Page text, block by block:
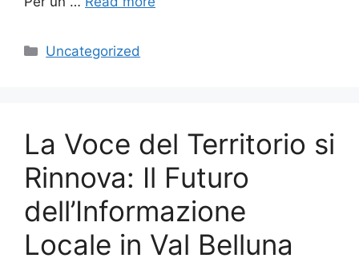
Categories
Uncategorized
La Voce del Territorio si
Rinnova: Il Futuro
dell’Informazione
Locale in Val Belluna